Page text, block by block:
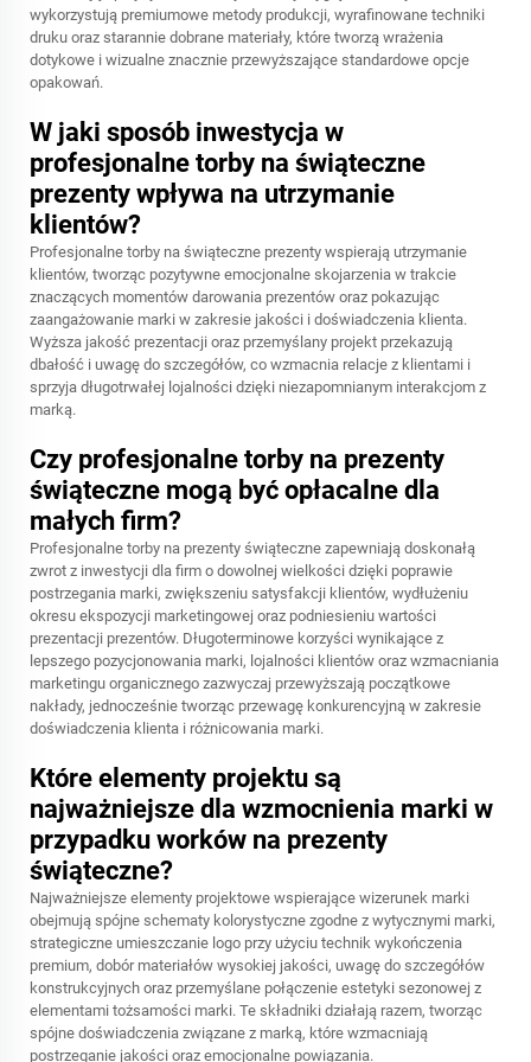
wykorzystują premiumowe metody produkcji, wyrafinowane techniki
druku oraz starannie dobrane materiały, które tworzą wrażenia
dotykowe i wizualne znacznie przewyższające standardowe opcje
opakowań.
W jaki sposób inwestycja w
profesjonalne torby na świąteczne
prezenty wpływa na utrzymanie
klientów?
Profesjonalne torby na świąteczne prezenty wspierają utrzymanie
klientów, tworząc pozytywne emocjonalne skojarzenia w trakcie
znaczących momentów darowania prezentów oraz pokazując
zaangażowanie marki w zakresie jakości i doświadczenia klienta.
Wyższa jakość prezentacji oraz przemyślany projekt przekazują
dbałość i uwagę do szczegółów, co wzmacnia relacje z klientami i
sprzyja długotrwałej lojalności dzięki niezapomnianym interakcjom z
marką.
Czy profesjonalne torby na prezenty
świąteczne mogą być opłacalne dla
małych firm?
Profesjonalne torby na prezenty świąteczne zapewniają doskonałą
zwrot z inwestycji dla firm o dowolnej wielkości dzięki poprawie
postrzegania marki, zwiększeniu satysfakcji klientów, wydłużeniu
okresu ekspozycji marketingowej oraz podniesieniu wartości
prezentacji prezentów. Długoterminowe korzyści wynikające z
lepszego pozycjonowania marki, lojalności klientów oraz wzmacniania
marketingu organicznego zazwyczaj przewyższają początkowe
nakłady, jednocześnie tworząc przewagę konkurencyjną w zakresie
doświadczenia klienta i różnicowania marki.
Które elementy projektu są
najważniejsze dla wzmocnienia marki w
przypadku worków na prezenty
świąteczne?
Najważniejsze elementy projektowe wspierające wizerunek marki
obejmują spójne schematy kolorystyczne zgodne z wytycznymi marki,
strategiczne umieszczanie logo przy użyciu technik wykończenia
premium, dobór materiałów wysokiej jakości, uwagę do szczegółów
konstrukcyjnych oraz przemyślane połączenie estetyki sezonowej z
elementami tożsamości marki. Te składniki działają razem, tworząc
spójne doświadczenia związane z marką, które wzmacniają
postrzeganie jakości oraz emocjonalne powiązania.